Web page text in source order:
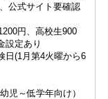
公式サイト要確認
円、高校生900
設定あり
日(1月第4火曜から6
児～低学年向け）